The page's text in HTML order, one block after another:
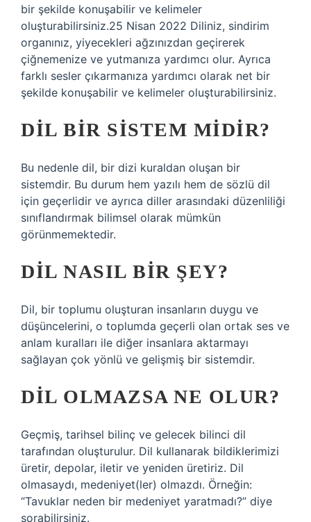
bir şekilde konuşabilir ve kelimeler
oluşturabilirsiniz.25 Nisan 2022 Diliniz, sindirim
organınız, yiyecekleri ağzınızdan geçirerek
çiğnemenize ve yutmanıza yardımcı olur. Ayrıca
farklı sesler çıkarmanıza yardımcı olarak net bir
şekilde konuşabilir ve kelimeler oluşturabilirsiniz.
DIL BIR SISTEM MIDIR?
Bu nedenle dil, bir dizi kuraldan oluşan bir
sistemdir. Bu durum hem yazılı hem de sözlü dil
için geçerlidir ve ayrıca diller arasındaki düzenliliği
sınıflandırmak bilimsel olarak mümkün
görünmemektedir.
DIL NASIL BIR ŞEY?
Dil, bir toplumu oluşturan insanların duygu ve
düşüncelerini, o toplumda geçerli olan ortak ses ve
anlam kuralları ile diğer insanlara aktarmayı
sağlayan çok yönlü ve gelişmiş bir sistemdir.
DIL OLMAZSA NE OLUR?
Geçmiş, tarihsel bilinç ve gelecek bilinci dil
tarafından oluşturulur. Dil kullanarak bildiklerimizi
üretir, depolar, iletir ve yeniden üretiriz. Dil
olmasaydı, medeniyet(ler) olmazdı. Örneğin:
“Tavuklar neden bir medeniyet yaratmadı?” diye
sorabilirsiniz.